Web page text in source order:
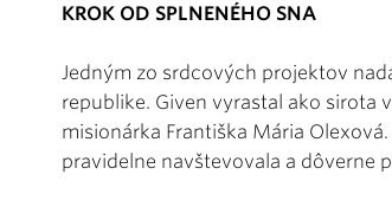
KROK OD SPLNENÉHO SNA
Jedným zo srdcových projektov
republike. Given vyrastal ako sirota
misionárka Františka Mária
pravidelne navštevovala a dôverne